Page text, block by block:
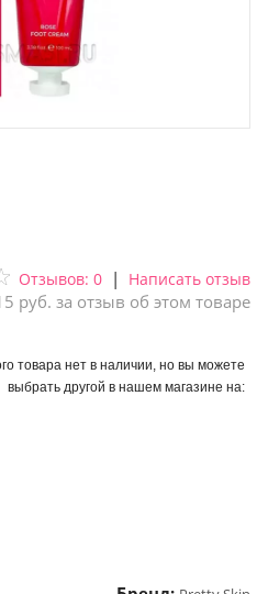
Отзывов: 0 | Написать отзыв
руб. за отзыв об этом товаре
товара нет в наличии, но вы можете
выбрать другой в нашем магазине на: